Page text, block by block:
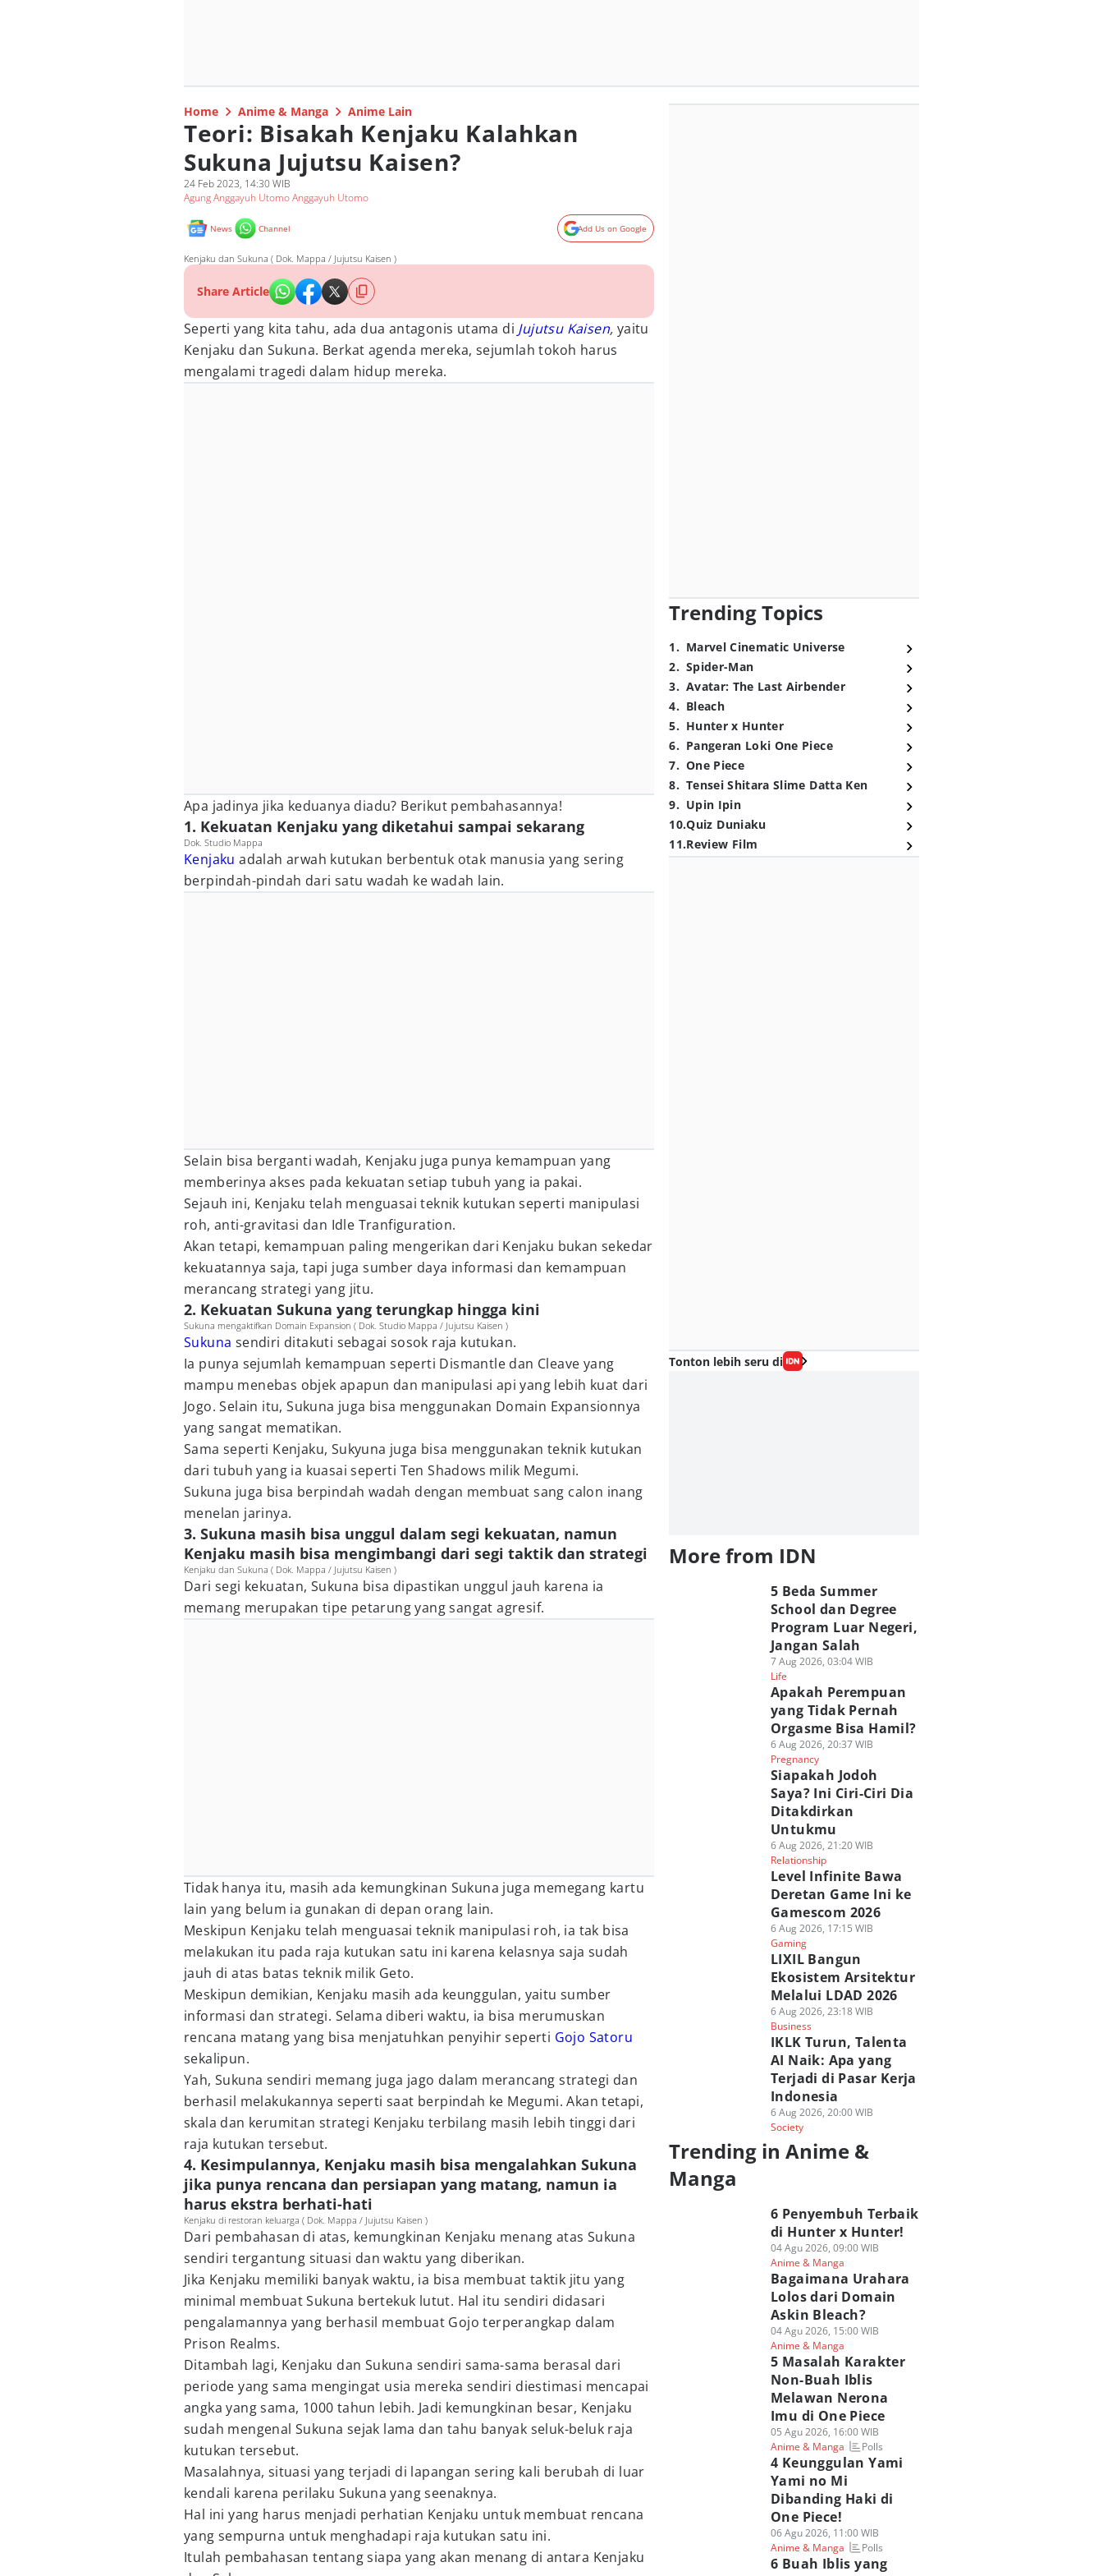
Home Anime & Manga Anime Lain
Teori: Bisakah Kenjaku Kalahkan
Sukuna Jujutsu Kaisen?
24 Feb 2023, 14:30 WIB
Agung Anggayuh Utomo Anggayuh Utomo
News Channel Add Us on Google
Kenjaku dan Sukuna ( Dok. Mappa / Jujutsu Kaisen )
Share Article
Seperti yang kita tahu, ada dua antagonis utama di Jujutsu Kaisen, yaitu
Kenjaku dan Sukuna. Berkat agenda mereka, sejumlah tokoh harus
mengalami tragedi dalam hidup mereka.
Apa jadinya jika keduanya diadu? Berikut pembahasannya!
1. Kekuatan Kenjaku yang diketahui sampai sekarang
Dok. Studio Mappa
Kenjaku adalah arwah kutukan berbentuk otak manusia yang sering
berpindah-pindah dari satu wadah ke wadah lain.
Selain bisa berganti wadah, Kenjaku juga punya kemampuan yang
memberinya akses pada kekuatan setiap tubuh yang ia pakai.
Sejauh ini, Kenjaku telah menguasai teknik kutukan seperti manipulasi
roh, anti-gravitasi dan Idle Tranfiguration.
Akan tetapi, kemampuan paling mengerikan dari Kenjaku bukan sekedar
kekuatannya saja, tapi juga sumber daya informasi dan kemampuan
merancang strategi yang jitu.
2. Kekuatan Sukuna yang terungkap hingga kini
Sukuna mengaktifkan Domain Expansion ( Dok. Studio Mappa / Jujutsu Kaisen )
Sukuna sendiri ditakuti sebagai sosok raja kutukan.
Ia punya sejumlah kemampuan seperti Dismantle dan Cleave yang
mampu menebas objek apapun dan manipulasi api yang lebih kuat dari
Jogo. Selain itu, Sukuna juga bisa menggunakan Domain Expansionnya
yang sangat mematikan.
Sama seperti Kenjaku, Sukyuna juga bisa menggunakan teknik kutukan
dari tubuh yang ia kuasai seperti Ten Shadows milik Megumi.
Sukuna juga bisa berpindah wadah dengan membuat sang calon inang
menelan jarinya.
3. Sukuna masih bisa unggul dalam segi kekuatan, namun
Kenjaku masih bisa mengimbangi dari segi taktik dan strategi
Kenjaku dan Sukuna ( Dok. Mappa / Jujutsu Kaisen )
Dari segi kekuatan, Sukuna bisa dipastikan unggul jauh karena ia
memang merupakan tipe petarung yang sangat agresif.
Tidak hanya itu, masih ada kemungkinan Sukuna juga memegang kartu
lain yang belum ia gunakan di depan orang lain.
Meskipun Kenjaku telah menguasai teknik manipulasi roh, ia tak bisa
melakukan itu pada raja kutukan satu ini karena kelasnya saja sudah
jauh di atas batas teknik milik Geto.
Meskipun demikian, Kenjaku masih ada keunggulan, yaitu sumber
informasi dan strategi. Selama diberi waktu, ia bisa merumuskan
rencana matang yang bisa menjatuhkan penyihir seperti Gojo Satoru
sekalipun.
Yah, Sukuna sendiri memang juga jago dalam merancang strategi dan
berhasil melakukannya seperti saat berpindah ke Megumi. Akan tetapi,
skala dan kerumitan strategi Kenjaku terbilang masih lebih tinggi dari
raja kutukan tersebut.
4. Kesimpulannya, Kenjaku masih bisa mengalahkan Sukuna
jika punya rencana dan persiapan yang matang, namun ia
harus ekstra berhati-hati
Kenjaku di restoran keluarga ( Dok. Mappa / Jujutsu Kaisen )
Dari pembahasan di atas, kemungkinan Kenjaku menang atas Sukuna
sendiri tergantung situasi dan waktu yang diberikan.
Jika Kenjaku memiliki banyak waktu, ia bisa membuat taktik jitu yang
minimal membuat Sukuna bertekuk lutut. Hal itu sendiri didasari
pengalamannya yang berhasil membuat Gojo terperangkap dalam
Prison Realms.
Ditambah lagi, Kenjaku dan Sukuna sendiri sama-sama berasal dari
periode yang sama mengingat usia mereka sendiri diestimasi mencapai
angka yang sama, 1000 tahun lebih. Jadi kemungkinan besar, Kenjaku
sudah mengenal Sukuna sejak lama dan tahu banyak seluk-beluk raja
kutukan tersebut.
Masalahnya, situasi yang terjadi di lapangan sering kali berubah di luar
kendali karena perilaku Sukuna yang seenaknya.
Hal ini yang harus menjadi perhatian Kenjaku untuk membuat rencana
yang sempurna untuk menghadapi raja kutukan satu ini.
Itulah pembahasan tentang siapa yang akan menang di antara Kenjaku
Trending Topics
1. Marvel Cinematic Universe
2. Spider-Man
3. Avatar: The Last Airbender
4. Bleach
5. Hunter x Hunter
6. Pangeran Loki One Piece
7. One Piece
8. Tensei Shitara Slime Datta Ken
9. Upin Ipin
10.Quiz Duniaku
11.Review Film
Tonton lebih seru di
More from IDN
5 Beda Summer
School dan Degree
Program Luar Negeri,
Jangan Salah
7 Aug 2026, 03:04 WIB
Life
Apakah Perempuan
yang Tidak Pernah
Orgasme Bisa Hamil?
6 Aug 2026, 20:37 WIB
Pregnancy
Siapakah Jodoh
Saya? Ini Ciri-Ciri Dia
Ditakdirkan
Untukmu
6 Aug 2026, 21:20 WIB
Relationship
Level Infinite Bawa
Deretan Game Ini ke
Gamescom 2026
6 Aug 2026, 17:15 WIB
Gaming
LIXIL Bangun
Ekosistem Arsitektur
Melalui LDAD 2026
6 Aug 2026, 23:18 WIB
Business
IKLK Turun, Talenta
AI Naik: Apa yang
Terjadi di Pasar Kerja
Indonesia
6 Aug 2026, 20:00 WIB
Society
Trending in Anime &
Manga
6 Penyembuh Terbaik
di Hunter x Hunter!
04 Agu 2026, 09:00 WIB
Anime & Manga
Bagaimana Urahara
Lolos dari Domain
Askin Bleach?
04 Agu 2026, 15:00 WIB
Anime & Manga
5 Masalah Karakter
Non-Buah Iblis
Melawan Nerona
Imu di One Piece
05 Agu 2026, 16:00 WIB
Anime & Manga
Polls
4 Keunggulan Yami
Yami no Mi
Dibanding Haki di
One Piece!
06 Agu 2026, 11:00 WIB
Anime & Manga
Polls
6 Buah Iblis yang